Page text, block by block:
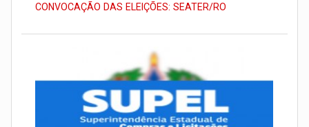
CONVOCAÇÃO DAS ELEIÇÕES: SEATER/RO